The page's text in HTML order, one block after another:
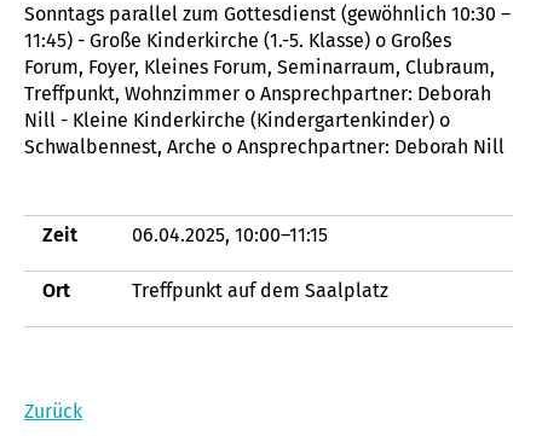
Sonntags parallel zum Gottesdienst (gewöhnlich 10:30 –
11:45) - Große Kinderkirche (1.-5. Klasse) o Großes
Forum, Foyer, Kleines Forum, Seminarraum, Clubraum,
Treffpunkt, Wohnzimmer o Ansprechpartner: Deborah
Nill - Kleine Kinderkirche (Kindergartenkinder) o
Schwalbennest, Arche o Ansprechpartner: Deborah Nill
Zeit 06.04.2025, 10:00–11:15
Ort Treffpunkt auf dem Saalplatz
Zurück